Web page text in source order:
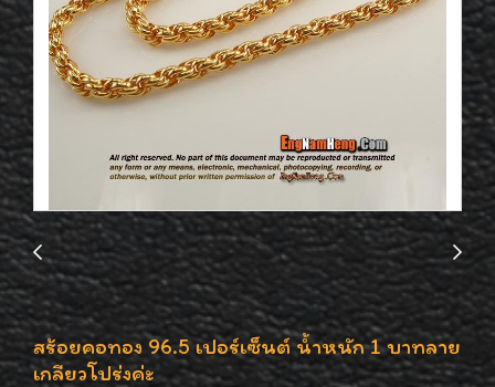
สร้อยคอทอง 96.5 เปอร์เซ็นต์ น้ำหนัก 1 บาทลาย
เกลียวโปร่งค่ะ